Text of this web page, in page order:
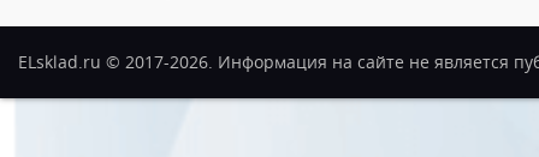
ELsklad.ru © 2017-2026. Информация на сайте не является